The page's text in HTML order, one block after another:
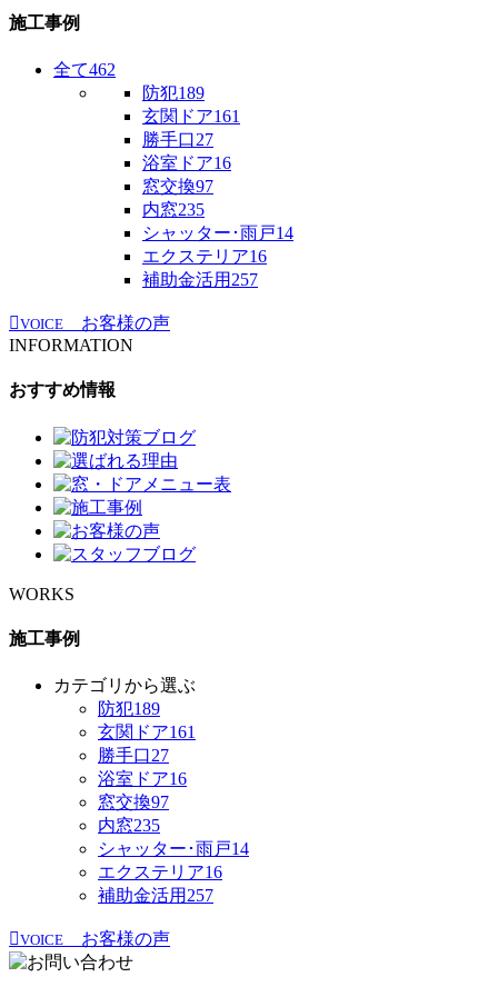
施工事例
全て462
防犯189
玄関ドア161
勝手口27
浴室ドア16
窓交換97
内窓235
シャッター･雨戸14
エクステリア16
補助金活用 257
VOICE
お客様の声
INFORMATION
おすすめ情報
WORKS
施工事例
カテゴリから選ぶ
防犯189
玄関ドア161
勝手口27
浴室ドア16
窓交換97
内窓235
シャッター･雨戸14
エクステリア16
補助金活用 257
VOICE お客様の声